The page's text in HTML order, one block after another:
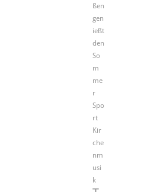
ßen
gen
ießt
den
So
m
me
r
Spo
rt
Kir
che
nm
usi
k